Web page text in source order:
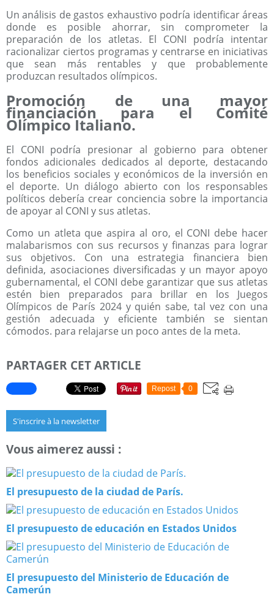
Un análisis de gastos exhaustivo podría identificar áreas
donde es posible ahorrar, sin comprometer la
preparación de los atletas. El CONI podría intentar
racionalizar ciertos programas y centrarse en iniciativas
que sean más rentables y que probablemente
produzcan resultados olímpicos.
Promoción de una mayor
financiación para el Comité
Olímpico Italiano.
El CONI podría presionar al gobierno para obtener
fondos adicionales dedicados al deporte, destacando
los beneficios sociales y económicos de la inversión en
el deporte. Un diálogo abierto con los responsables
políticos debería crear conciencia sobre la importancia
de apoyar al CONI y sus atletas.
Como un atleta que aspira al oro, el CONI debe hacer
malabarismos con sus recursos y finanzas para lograr
sus objetivos. Con una estrategia financiera bien
definida, asociaciones diversificadas y un mayor apoyo
gubernamental, el CONI debe garantizar que sus atletas
estén bien preparados para brillar en los Juegos
Olímpicos de París 2024 y quién sabe, tal vez con una
gestión adecuada y eficiente también se sientan
cómodos. para relajarse un poco antes de la meta.
PARTAGER CET ARTICLE
Repost 0
S'inscrire à la newsletter
Vous aimerez aussi :
El presupuesto de la ciudad de París.
El presupuesto de educación en Estados Unidos
El presupuesto del Ministerio de Educación de
Camerún